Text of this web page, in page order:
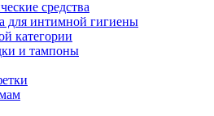
средства
для интимной гигиены
категории
и тампоны